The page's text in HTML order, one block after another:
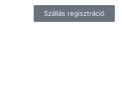
Szállás regisztráció